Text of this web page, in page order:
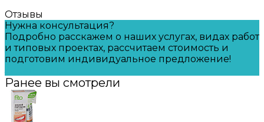
Отзывы
Нужна консультация?
Подробно расскажем о наших услугах, видах работ
и типовых проектах, рассчитаем стоимость и
подготовим индивидуальное предложение!
Ранее вы смотрели